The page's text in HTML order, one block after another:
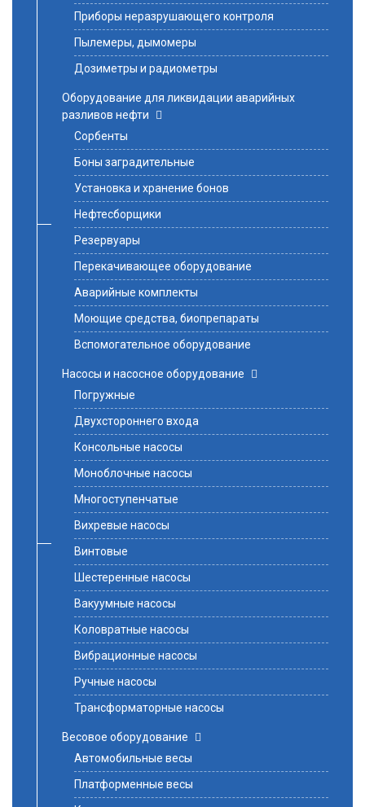
Приборы неразрушающего контроля
Пылемеры, дымомеры
Дозиметры и радиометры
Оборудование для ликвидации аварийных
разливов нефти
Сорбенты
Боны заградительные
Установка и хранение бонов
Нефтесборщики
Резервуары
Перекачивающее оборудование
Аварийные комплекты
Моющие средства, биопрепараты
Вспомогательное оборудование
Насосы и насосное оборудование
Погружные
Двухстороннего входа
Консольные насосы
Моноблочные насосы
Многоступенчатые
Вихревые насосы
Винтовые
Шестеренные насосы
Вакуумные насосы
Коловратные насосы
Вибрационные насосы
Ручные насосы
Трансформаторные насосы
Весовое оборудование
Автомобильные весы
Платформенные весы